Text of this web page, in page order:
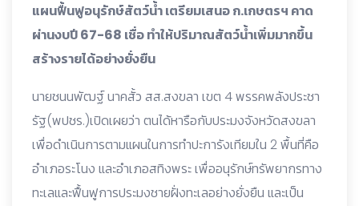
แผนฟื้นฟูอนุรักษ์สัตว์น้ำ เตรียมเสนอ ก.เกษตรฯ คาด
ผ่านงบปี 67-68 เชื่อ ทำให้ปริมาณสัตว์น้ำเพิ่มมากขึ้น
สร้างรายได้อย่างยั่งยืน
นายชนนพัฒฐ์ นาคสั้ว สส.สงขลา เขต 4 พรรคพลังประชา
รัฐ(พปชร.)เปิดเผยว่า ตนได้หารือกับประมงจังหวัดสงขลา
เพื่อดำเนินการตามแผนในการทำปะการังเทียมใน 2 พื้นที่คือ
อำเภอระโนง และอำเภอสทิงพระ เพื่ออนุรักษ์ทรัพยากรทาง
ทะเลและฟื้นฟูการประมงชายฝั่งทะเลอย่างยั่งยืน และเป็น